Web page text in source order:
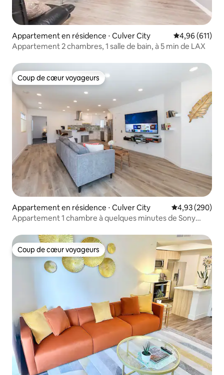
Appartement en résidence ⋅ Culver City Évaluation
4,96 (611)
Appartement 2 chambres, 1 salle de bain, à 5 min de LAX
Coup de cœur voyageurs
Coup de cœur voyageurs
Appartement en résidence ⋅ Culver City Évaluation
4,93 (290)
Appartement 1 chambre à quelques minutes de Sony
Coup de cœur voyageurs
Coup de cœur voyageurs